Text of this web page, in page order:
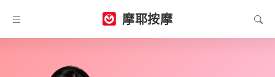
摩耶按摩